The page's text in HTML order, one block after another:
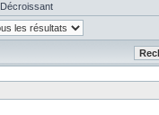
Décroissant